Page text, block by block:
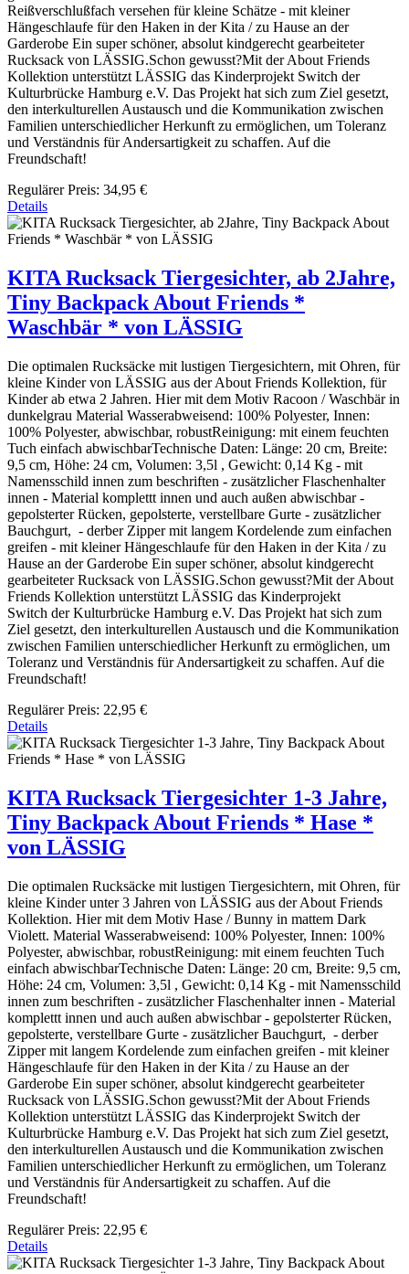
Reißverschlußfach versehen für kleine Schätze - mit kleiner
Hängeschlaufe für den Haken in der Kita / zu Hause an der
Garderobe Ein super schöner, absolut kindgerecht gearbeiteter
Rucksack von LÄSSIG.Schon gewusst?Mit der About Friends
Kollektion unterstützt LÄSSIG das Kinderprojekt Switch der
Kulturbrücke Hamburg e.V. Das Projekt hat sich zum Ziel gesetzt,
den interkulturellen Austausch und die Kommunikation zwischen
Familien unterschiedlicher Herkunft zu ermöglichen, um Toleranz
und Verständnis für Andersartigkeit zu schaffen. Auf die
Freundschaft!
Regulärer Preis: 34,95 €
Details
KITA Rucksack Tiergesichter, ab 2Jahre,
Tiny Backpack About Friends *
Waschbär * von LÄSSIG
Die optimalen Rucksäcke mit lustigen Tiergesichtern, mit Ohren, für
kleine Kinder von LÄSSIG aus der About Friends Kollektion, für
Kinder ab etwa 2 Jahren. Hier mit dem Motiv Racoon / Waschbär in
dunkelgrau Material Wasserabweisend: 100% Polyester, Innen:
100% Polyester, abwischbar, robustReinigung: mit einem feuchten
Tuch einfach abwischbarTechnische Daten: Länge: 20 cm, Breite:
9,5 cm, Höhe: 24 cm, Volumen: 3,5l , Gewicht: 0,14 Kg - mit
Namensschild innen zum beschriften - zusätzlicher Flaschenhalter
innen - Material komplettt innen und auch außen abwischbar -
gepolsterter Rücken, gepolsterte, verstellbare Gurte - zusätzlicher
Bauchgurt, - derber Zipper mit langem Kordelende zum einfachen
greifen - mit kleiner Hängeschlaufe für den Haken in der Kita / zu
Hause an der Garderobe Ein super schöner, absolut kindgerecht
gearbeiteter Rucksack von LÄSSIG.Schon gewusst?Mit der About
Friends Kollektion unterstützt LÄSSIG das Kinderprojekt
Switch der Kulturbrücke Hamburg e.V. Das Projekt hat sich zum
Ziel gesetzt, den interkulturellen Austausch und die Kommunikation
zwischen Familien unterschiedlicher Herkunft zu ermöglichen, um
Toleranz und Verständnis für Andersartigkeit zu schaffen. Auf die
Freundschaft!
Regulärer Preis: 22,95 €
Details
KITA Rucksack Tiergesichter 1-3 Jahre,
Tiny Backpack About Friends * Hase *
von LÄSSIG
Die optimalen Rucksäcke mit lustigen Tiergesichtern, mit Ohren, für
kleine Kinder unter 3 Jahren von LÄSSIG aus der About Friends
Kollektion. Hier mit dem Motiv Hase / Bunny in mattem Dark
Violett. Material Wasserabweisend: 100% Polyester, Innen: 100%
Polyester, abwischbar, robustReinigung: mit einem feuchten Tuch
einfach abwischbarTechnische Daten: Länge: 20 cm, Breite: 9,5 cm,
Höhe: 24 cm, Volumen: 3,5l , Gewicht: 0,14 Kg - mit Namensschild
innen zum beschriften - zusätzlicher Flaschenhalter innen - Material
komplettt innen und auch außen abwischbar - gepolsterter Rücken,
gepolsterte, verstellbare Gurte - zusätzlicher Bauchgurt, - derber
Zipper mit langem Kordelende zum einfachen greifen - mit kleiner
Hängeschlaufe für den Haken in der Kita / zu Hause an der
Garderobe Ein super schöner, absolut kindgerecht gearbeiteter
Rucksack von LÄSSIG.Schon gewusst?Mit der About Friends
Kollektion unterstützt LÄSSIG das Kinderprojekt Switch der
Kulturbrücke Hamburg e.V. Das Projekt hat sich zum Ziel gesetzt,
den interkulturellen Austausch und die Kommunikation zwischen
Familien unterschiedlicher Herkunft zu ermöglichen, um Toleranz
und Verständnis für Andersartigkeit zu schaffen. Auf die
Freundschaft!
Regulärer Preis: 22,95 €
Details